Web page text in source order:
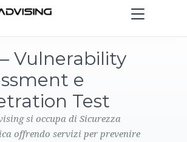
Toggle
navigation
Vulnerability
e
Test
si occupa di Sicurezza
offrendo servizi per prevenire